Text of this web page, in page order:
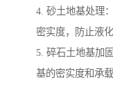
4. 砂土地基处理
密实度，防止液化
5. 碎石土地基加
基的密实度和承载